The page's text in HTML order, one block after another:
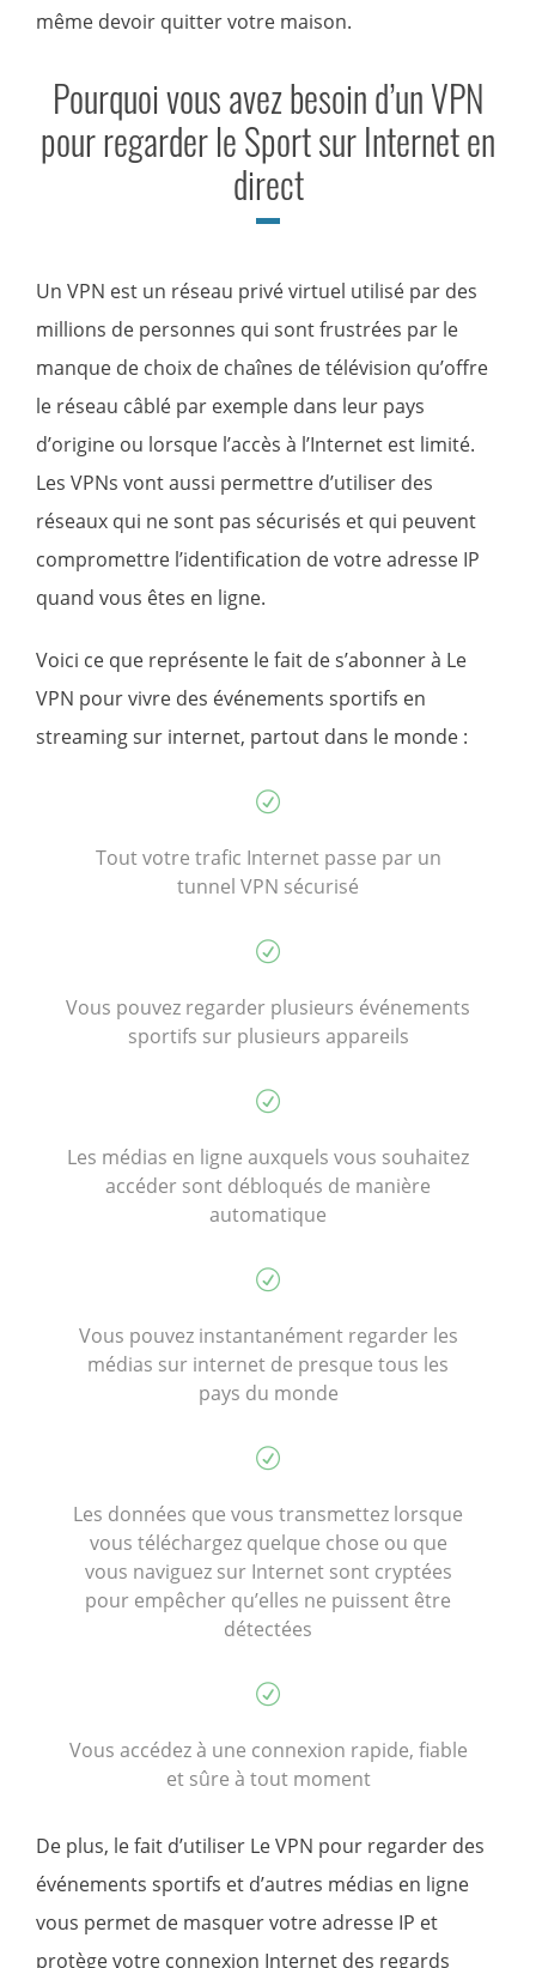
même devoir quitter votre maison.
Pourquoi vous avez besoin d’un VPN
pour regarder le Sport sur Internet en
direct
Un VPN est un réseau privé virtuel utilisé par des
millions de personnes qui sont frustrées par le
manque de choix de chaînes de télévision qu’offre
le réseau câblé par exemple dans leur pays
d’origine ou lorsque l’accès à l’Internet est limité.
Les VPNs vont aussi permettre d’utiliser des
réseaux qui ne sont pas sécurisés et qui peuvent
compromettre l’identification de votre adresse IP
quand vous êtes en ligne.
Voici ce que représente le fait de s’abonner à Le
VPN pour vivre des événements sportifs en
streaming sur internet, partout dans le monde :
Tout votre trafic Internet passe par un
tunnel VPN sécurisé
Vous pouvez regarder plusieurs événements
sportifs sur plusieurs appareils
Les médias en ligne auxquels vous souhaitez
accéder sont débloqués de manière
automatique
Vous pouvez instantanément regarder les
médias sur internet de presque tous les
pays du monde
Les données que vous transmettez lorsque
vous téléchargez quelque chose ou que
vous naviguez sur Internet sont cryptées
pour empêcher qu’elles ne puissent être
détectées
Vous accédez à une connexion rapide, fiable
et sûre à tout moment
De plus, le fait d’utiliser Le VPN pour regarder des
événements sportifs et d’autres médias en ligne
vous permet de masquer votre adresse IP et
protège votre connexion Internet des regards